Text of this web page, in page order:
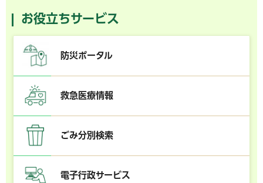
お役立ちサービス
防災ポータル
救急医療情報
ごみ分別検索
電子行政サービス